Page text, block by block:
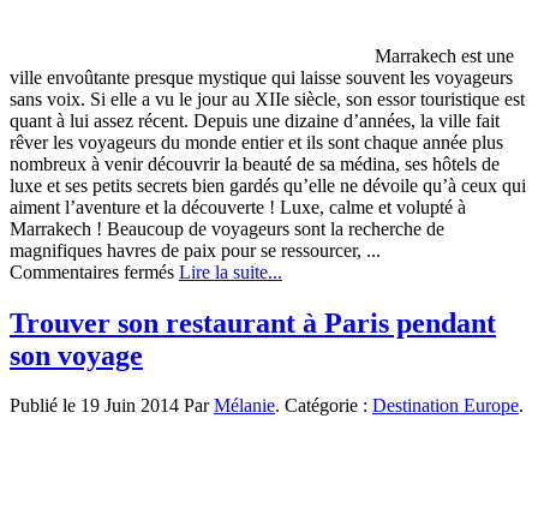
Marrakech est une
ville envoûtante presque mystique qui laisse souvent les voyageurs
sans voix. Si elle a vu le jour au XIIe siècle, son essor touristique est
quant à lui assez récent. Depuis une dizaine d’années, la ville fait
rêver les voyageurs du monde entier et ils sont chaque année plus
nombreux à venir découvrir la beauté de sa médina, ses hôtels de
luxe et ses petits secrets bien gardés qu’elle ne dévoile qu’à ceux qui
aiment l’aventure et la découverte ! Luxe, calme et volupté à
Marrakech ! Beaucoup de voyageurs sont la recherche de
magnifiques havres de paix pour se ressourcer, ...
Commentaires ferméssur
la
plus
Lire la suite...
Trouver son restaurant à Paris pendant
son voyage
Publié le 19 Juin 2014 ParMélanie. Catégorie : Destination Europe.